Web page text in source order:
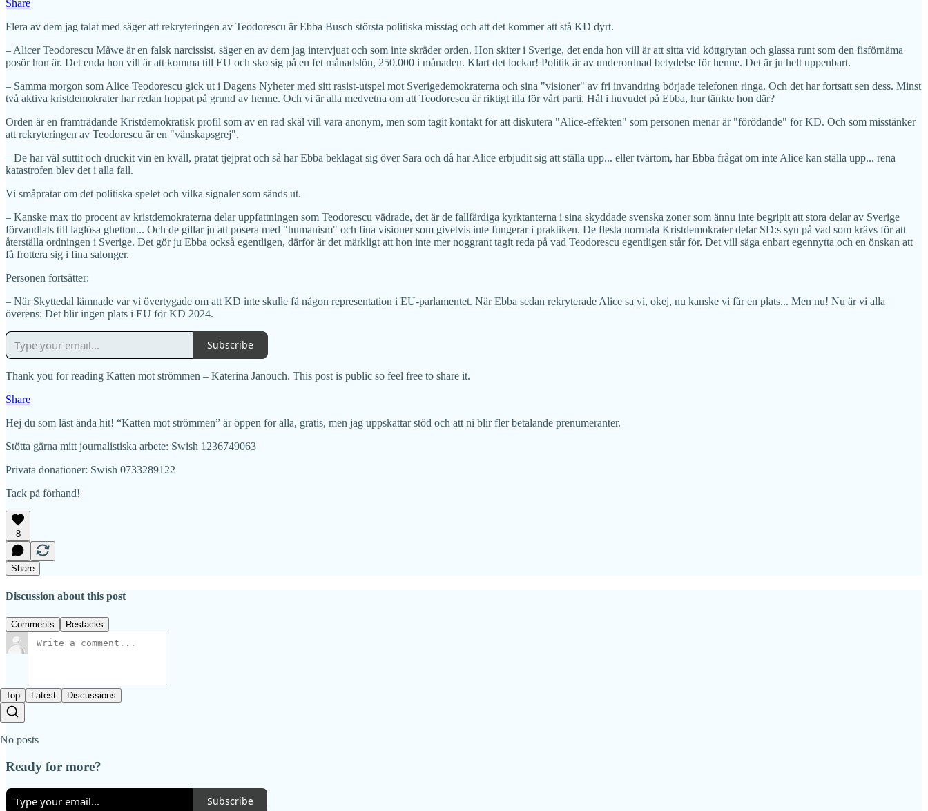
Share
Flera av dem jag talat med säger att rekryteringen av Teodorescu är Ebba Busch största politiska misstag och att det kommer att stå KD dyrt.
– Alicer Teodorescu Måwe är en falsk narcissist, säger en av dem jag intervjuat och som inte skräder orden. Hon skiter i Sverige, det enda hon vill är att sitta vid köttgrytan och glassa runt som den fisförnäma
posör hon är. Det enda hon vill är att komma till EU och sko sig på en fet månadslön, 250.000 i månaden. Klart det lockar! Politik är av underordnad betydelse för henne. Det är ju helt uppenbart.
– Samma morgon som Alice Teodorescu gick ut i Dagens Nyheter med sitt rasist-utspel mot Sverigedemokraterna och sina "visioner" av fri invandring började telefonen ringa. Och det har fortsatt sen dess. Minst
två aktiva kristdemokrater har redan hoppat på grund av henne. Och vi är alla medvetna om att Teodorescu är riktigt illa för vårt parti. Hål i huvudet på Ebba, hur tänkte hon där?
Orden är en framträdande Kristdemokratisk profil som av en rad skäl vill vara anonym, men som tagit kontakt för att diskutera "Alice-effekten" som personen menar är "förödande" för KD. Och som misstänker
att rekryteringen av Teodorescu är en "vänskapsgrej".
– De har väl suttit och druckit vin en kväll, pratat tjejprat och så har Ebba beklagat sig över Sara och då har Alice erbjudit sig att ställa upp... eller tvärtom, har Ebba frågat om inte Alice kan ställa upp... rena
katastrofen blev det i alla fall.
Vi småpratar om det politiska spelet och vilka signaler som sänds ut.
– Kanske max tio procent av kristdemokraterna delar uppfattningen som Teodorescu vädrade, det är de fallfärdiga kyrktanterna i sina skyddade svenska zoner som ännu inte begripit att stora delar av Sverige
förvandlats till laglösa ghetton... Och de gillar ju att posera med "humanism" och fina visioner som givetvis inte fungerar i praktiken. De flesta normala Kristdemokrater delar SD:s syn på vad som krävs för att
återställa ordningen i Sverige. Det gör ju Ebba också egentligen, därför är det märkligt att hon inte mer noggrant tagit reda på vad Teodorescu egentligen står för. Det vill säga enbart egennytta och en önskan att
få frottera sig i fina salonger.
Personen fortsätter:
– När Skyttedal lämnade var vi övertygade om att KD inte skulle få någon representation i EU-parlamentet. När Ebba sedan rekryterade Alice sa vi, okej, nu kanske vi får en plats... Men nu! Nu är vi alla
överens: Det blir ingen plats i EU för KD 2024.
Subscribe
Thank you for reading Katten mot strömmen – Katerina Janouch. This post is public so feel free to share it.
Share
Hej du som läst ända hit! “Katten mot strömmen” är öppen för alla, gratis, men jag uppskattar stöd och att ni blir fler betalande prenumeranter.
Stötta gärna mitt journalistiska arbete: Swish 1236749063
Privata donationer: Swish 0733289122
Tack på förhand!
8
Share
Discussion about this post
Comments Restacks
Top Latest Discussions
No posts
Ready for more?
Subscribe